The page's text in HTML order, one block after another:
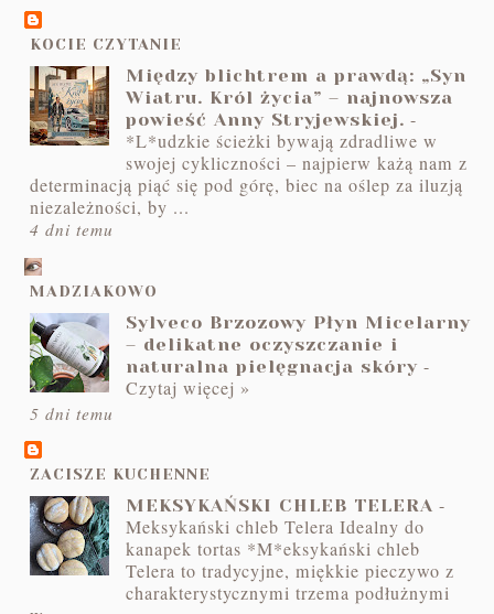
KOCIE CZYTANIE
Między blichtrem a prawdą: „Syn
Wiatru. Król życia” – najnowsza
powieść Anny Stryjewskiej. -
*L*udzkie ścieżki bywają zdradliwe w
swojej cykliczności – najpierw każą nam z
determinacją piąć się pod górę, biec na oślep za iluzją
niezależności, by ...
4 dni temu
MADZIAKOWO
Sylveco Brzozowy Płyn Micelarny
– delikatne oczyszczanie i
naturalna pielęgnacja skóry -
Czytaj więcej »
5 dni temu
ZACISZE KUCHENNE
MEKSYKAŃSKI CHLEB TELERA -
Meksykański chleb Telera Idealny do
kanapek tortas *M*eksykański chleb
Telera to tradycyjne, miękkie pieczywo z
charakterystycznymi trzema podłużnymi